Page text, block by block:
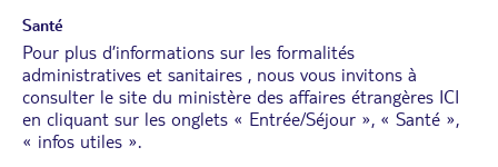
Santé
Pour plus d’informations sur les formalités
administratives et sanitaires , nous vous invitons à
consulter le site du ministère des affaires étrangères ICI
en cliquant sur les onglets « Entrée/Séjour », « Santé »,
« infos utiles ».